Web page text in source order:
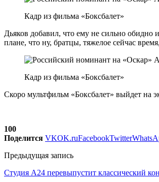
Кадр из фильма «Боксбалет»
Дьяков добавил, что ему не сильно обидно
плане, что ну, братцы, тяжелое сейчас
Кадр из фильма «Боксбалет»
Скоро мультфильм «Боксбалет» выйдет на
100
Поделится VKOK.ruFacebookTwitter
Предыдущая запись
Студия A24 перевыпустит классический